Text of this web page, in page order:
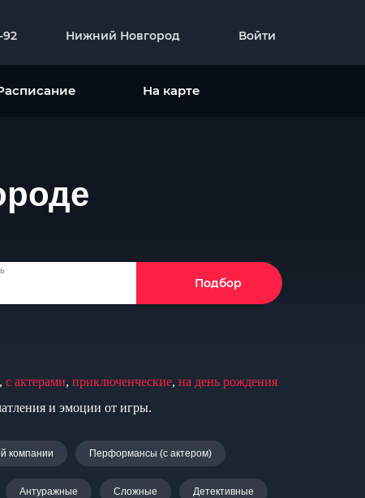
92 Нижний Новгород Войти
На карте
Подбор
, с актерами, приключенческие, на день рождения
и эмоции от игры.
компании Перформансы (с актером)
Антуражные Сложные Детективные